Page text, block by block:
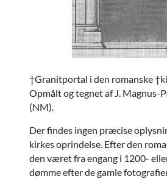
†Granitportal i den romanske
Opmålt og tegnet af J. Magnus-
(NM).
Der findes ingen præcise
kirkes oprindelse. Efter den
den været fra engang i 1200-
dømme efter de gamle